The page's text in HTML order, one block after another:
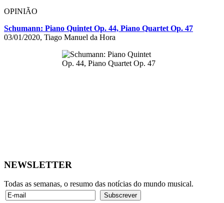
OPINIÃO
Schumann: Piano Quintet Op. 44, Piano Quartet Op. 47
03/01/2020, Tiago Manuel da Hora
NEWSLETTER
Todas as semanas, o resumo das notícias do mundo musical.